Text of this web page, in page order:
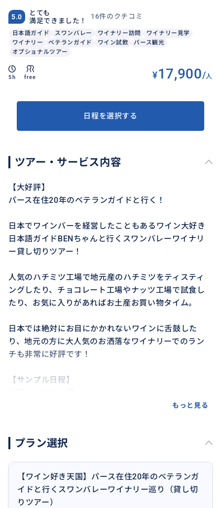
5.0
とても
満足できました！
16件のクチコミ
日本語ガイド スワンバレー ワイナリー訪問
ワイナリー見学
ワイナリー
ベテランガイド ワイン試飲
パース観光
オプショナルツアー
5h free ¥17,900/人
日程を選択する
ツアー・サービス内容
【大好評】
パース在住20年のベテランガイドと行く！
日本でワインバーを経営したこともあるワイン大好き
日本語ガイドBENちゃんと行くスワンバレーワイナリ
ー貸し切りツアー！
人気のハチミツ工場で地元産のハチミツをティスティ
ングしたり、チョコレート工場やナッツ工場で試食し
たり、お気に入りがあればお土産お買い物タイム。
日本では絶対にお目にかかれないワインに舌鼓した
り、地元の方に大人気のお洒落なワイナリーでのラン
チも非常に好評です！
【サンプル日程】
10時半～11時半：チョコレート工場、ナッツ工場、ハ
13時半：ワイナリーにてワインの試飲
＊ご希望に応じて
出発時間や内容の変更は可能です。
もっと見る
プラン選択
【ワイン好き天国】パース在住20年のベテランガ
イドと行くスワンバレーワイナリー巡り（貸し切
りツアー）